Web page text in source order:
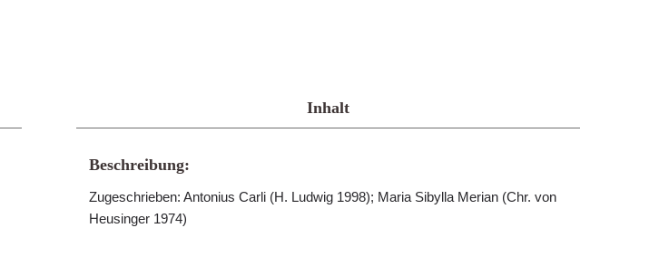
Inhalt
Beschreibung:
Zugeschrieben: Antonius Carli (H. Ludwig 1998); Maria Sibylla Merian (Chr. von
Heusinger 1974)